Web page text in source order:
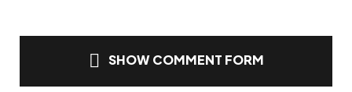
SHOW COMMENT FORM